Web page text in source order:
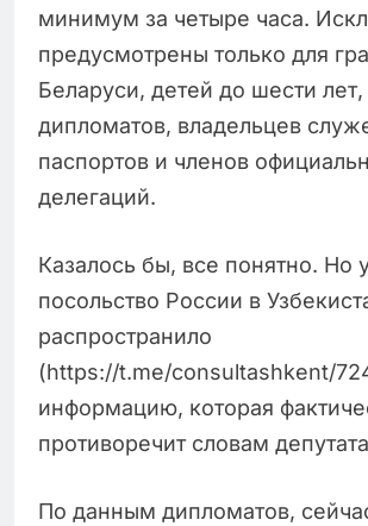
минимум за четыре часа.
предусмотрены только для
Беларуси, детей до шести лет,
дипломатов, владельцев
паспортов и членов
делегаций.
Казалось бы, все понятно. Но
посольство России в
распространило
(https://t.me/consultashkent/
информацию, которая
противоречит словам
По данным дипломатов,